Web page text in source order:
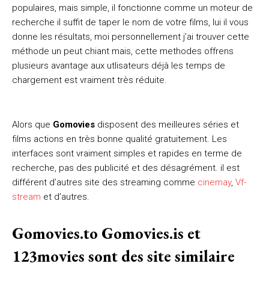
populaires, mais simple, il fonctionne comme un moteur de
recherche il suffit de taper le nom de votre films, lui il vous
donne les résultats, moi personnellement j’ai trouver cette
méthode un peut chiant mais, cette methodes offrens
plusieurs avantage aux utlisateurs déjà les temps de
chargement est vraiment très réduite.
Alors que Gomovies disposent des meilleures séries et
films actions en très bonne qualité gratuitement. Les
interfaces sont vraiment simples et rapides en terme de
recherche, pas des publicité et des désagrément. il est
différent d’autres site des streaming comme cinemay, Vf-
stream et d’autres.
Gomovies.to Gomovies.is et
123movies sont des site similaire